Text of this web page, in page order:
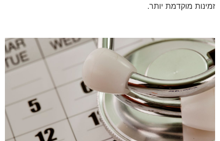
זמינות מוקדמת יותר.